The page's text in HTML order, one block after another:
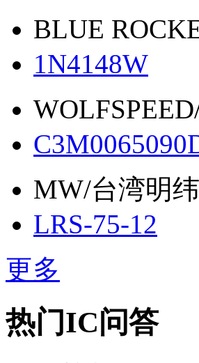
BLUE
1N4148W
MW/台湾明纬
LRS-75-12
更多
热门IC问答